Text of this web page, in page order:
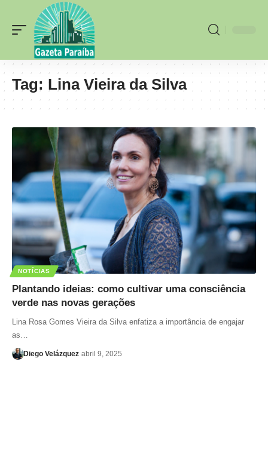
Tag: Lina Vieira da Silva
NOTÍCIAS
Plantando ideias: como cultivar uma consciência
verde nas novas gerações
Lina Rosa Gomes Vieira da Silva enfatiza a importância de engajar
as…
Diego Velázquez abril 9, 2025